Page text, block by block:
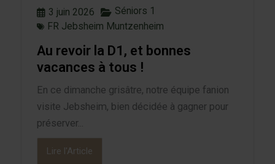
3 juin 2026
Séniors 1
FR Jebsheim Muntzenheim
Au revoir la D1, et bonnes
vacances à tous !
En ce dimanche grisâtre, notre équipe fanion
visite Jebsheim, bien décidée à gagner pour
préserver...
Lire l'Article